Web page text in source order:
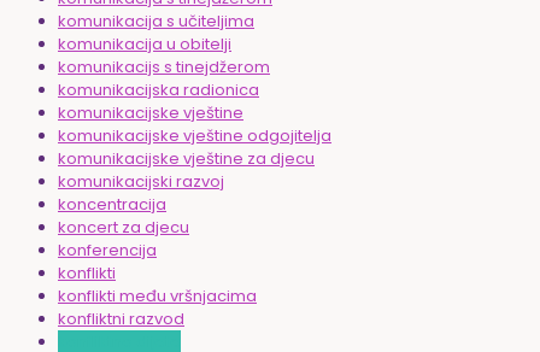
komunikacija s učiteljima
komunikacija u obitelji
komunikacijs s tinejdžerom
komunikacijska radionica
komunikacijske vještine
komunikacijske vještine odgojitelja
komunikacijske vještine za djecu
komunikacijski razvoj
koncentracija
koncert za djecu
konferencija
konflikti
konflikti među vršnjacima
konfliktni razvod